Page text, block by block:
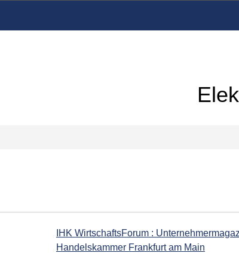
IHK WirtschaftsForum :
Handelskammer Frankfurt am Main